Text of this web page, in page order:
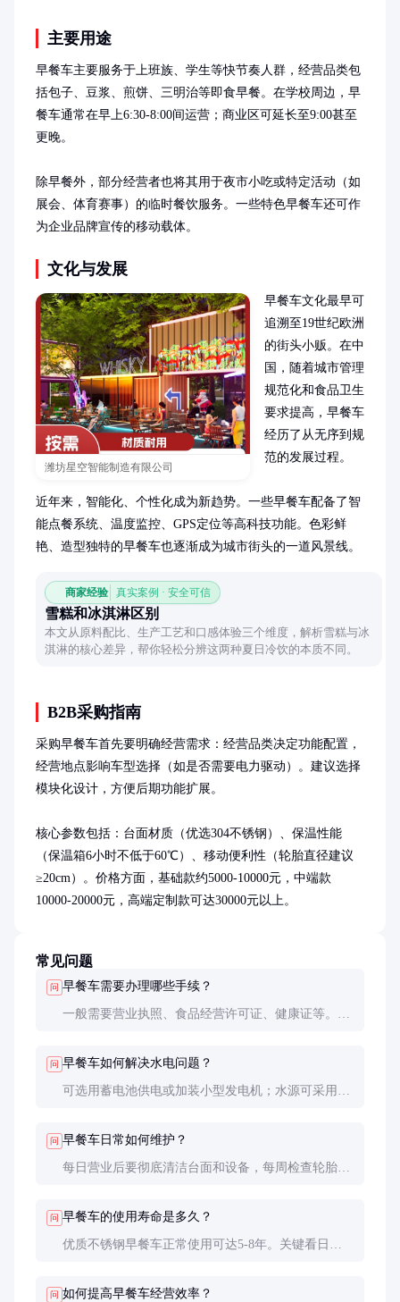
主要用途
早餐车主要服务于上班族、学生等快节奏人群，经营品类包
括包子、豆浆、煎饼、三明治等即食早餐。在学校周边，早
餐车通常在早上6:30-8:00间运营；商业区可延长至9:00甚至
更晚。
除早餐外，部分经营者也将其用于夜市小吃或特定活动（如
展会、体育赛事）的临时餐饮服务。一些特色早餐车还可作
为企业品牌宣传的移动载体。
文化与发展
潍坊星空智能制造有限公司
早餐车文化最早可
追溯至19世纪欧洲
的街头小贩。在中
国，随着城市管理
规范化和食品卫生
要求提高，早餐车
经历了从无序到规
范的发展过程。
近年来，智能化、个性化成为新趋势。一些早餐车配备了智
能点餐系统、温度监控、GPS定位等高科技功能。色彩鲜
艳、造型独特的早餐车也逐渐成为城市街头的一道风景线。
商家经验 真实案例 · 安全可信
雪糕和冰淇淋区别
本文从原料配比、生产工艺和口感体验三个维度，解析雪糕与冰
淇淋的核心差异，帮你轻松分辨这两种夏日冷饮的本质不同。
B2B采购指南
采购早餐车首先要明确经营需求：经营品类决定功能配置，
经营地点影响车型选择（如是否需要电力驱动）。建议选择
模块化设计，方便后期功能扩展。
核心参数包括：台面材质（优选304不锈钢）、保温性能
（保温箱6小时不低于60℃）、移动便利性（轮胎直径建议
≥20cm）。价格方面，基础款约5000-10000元，中端款
10000-20000元，高端定制款可达30000元以上。
常见问题
问 早餐车需要办理哪些手续？
一般需要营业执照、食品经营许可证、健康证等。各
问 早餐车如何解决水电问题？
可选用蓄电池供电或加装小型发电机；水源可采用自
问 早餐车日常如何维护？
每日营业后要彻底清洁台面和设备，每周检查轮胎气
问 早餐车的使用寿命是多久？
优质不锈钢早餐车正常使用可达5-8年。关键看日常
问 如何提高早餐车经营效率？